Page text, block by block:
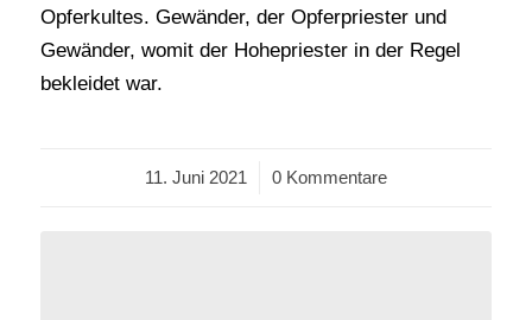
Opferkultes. Gewänder, der Opferpriester und
Gewänder, womit der Hohepriester in der Regel
bekleidet war.
11. Juni 2021
/ 0 Kommentare